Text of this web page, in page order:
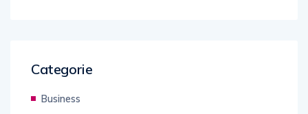
Categorie
Business